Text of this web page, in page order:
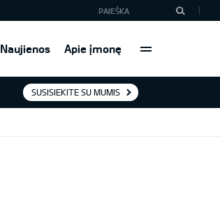
Naujienos Apie įmonę
SUSISIEKITE SU MUMIS